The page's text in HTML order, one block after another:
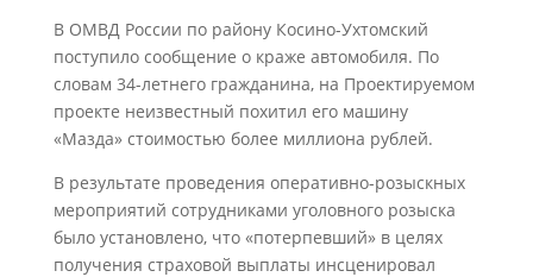
В ОМВД России по району Косино-Ухтомский
поступило сообщение о краже автомобиля. По
словам 34-летнего гражданина, на Проектируемом
проекте неизвестный похитил его машину
«Мазда» стоимостью более миллиона рублей.
В результате проведения оперативно-розыскных
мероприятий сотрудниками уголовного розыска
было установлено, что «потерпевший» в целях
получения страховой выплаты инсценировал